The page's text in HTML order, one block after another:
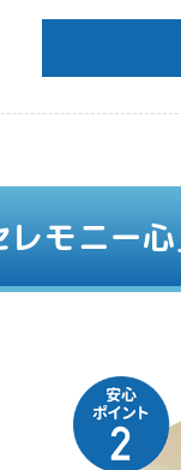
レモニー